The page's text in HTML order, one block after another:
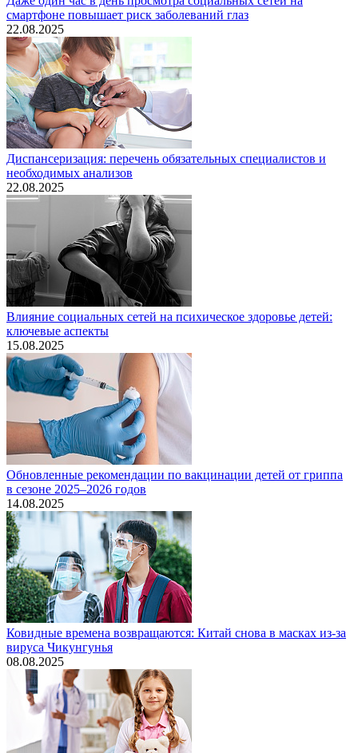
смартфоне повышает риск заболеваний глаз
22.08.2025
Диспансеризация: перечень обязательных специалистов и
необходимых анализов
22.08.2025
Влияние социальных сетей на психическое здоровье детей:
ключевые аспекты
15.08.2025
Обновленные рекомендации по вакцинации детей от гриппа
в сезоне 2025–2026 годов
14.08.2025
Ковидные времена возвращаются: Китай снова в масках из-за
вируса Чикунгунья
08.08.2025